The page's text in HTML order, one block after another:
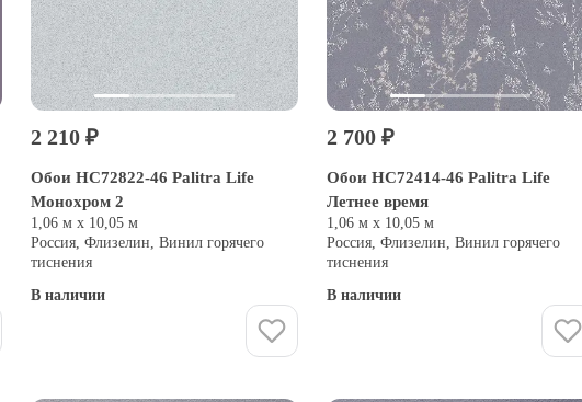
2 210 ₽
Обои HC72822-46 Palitra Life
Монохром 2
1,06 м х 10,05 м
Россия, Флизелин, Винил горячего
тиснения
В наличии
2 700 ₽
Обои HC72414-46 Palitra Life
Летнее время
1,06 м х 10,05 м
Россия, Флизелин, Винил горячего
тиснения
В наличии